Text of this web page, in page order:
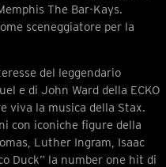
The Bar-Kays.
sceneggiatore per la
del leggendario
e di John Ward della ECKO
viva la musica della Stax.
con iconiche figure della
Luther Ingram, Isaac
Duck” la number one hit di